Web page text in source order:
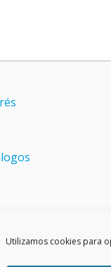
Utilizamos cookies para